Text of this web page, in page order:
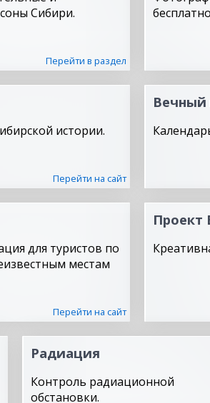
Сибири.
Перейти в раздел
истории.
Перейти на сайт
Вечный
для туристов по
местам
Перейти на сайт
Проект
Радиация
Контроль радиационной
обстановки.